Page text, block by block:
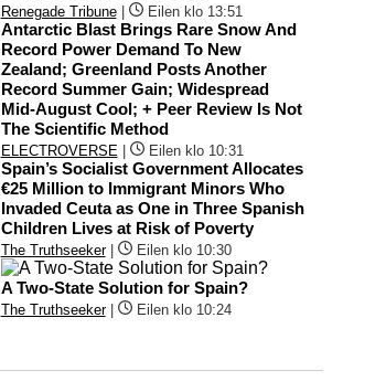
Renegade Tribune| Eilen klo 13:51
Antarctic Blast Brings Rare Snow And
Record Power Demand To New
Zealand; Greenland Posts Another
Record Summer Gain; Widespread
Mid-August Cool; + Peer Review Is Not
The Scientific Method
ELECTROVERSE Eilen klo 10:31
Spain’s Socialist Government Allocates
€25 Million to Immigrant Minors Who
Invaded Ceuta as One in Three Spanish
Children Lives at Risk of Poverty
The Truthseeker| Eilen klo 10:30
A Two-State Solution for Spain?
The Truthseeker| Eilen klo 10:24